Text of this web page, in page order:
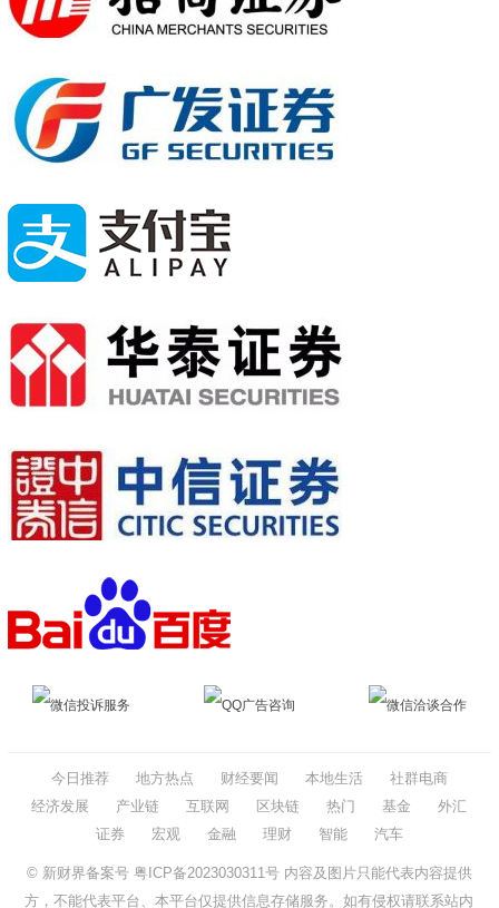
微信投诉服务 QQ广告咨询 微信洽谈合作
今日推荐 地方热点 财经要闻 本地生活
社群电商
经济发展
产业链 互联网 区块链 热门 基金
外汇
证券
宏观 金融 理财 智能 汽车
© 新财界备案号 粤ICP备2023030311号内容及图片只能代表内容提供
方，不能代表平台、本平台仅提供信息存储服务。如有侵权请联系站内